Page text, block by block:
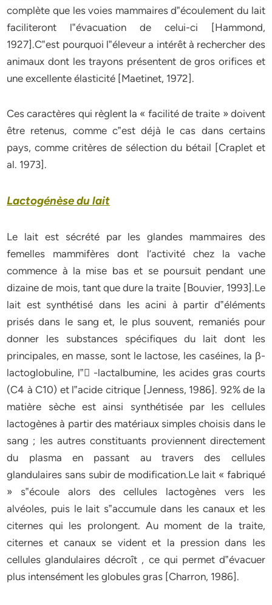
complète que les voies mammaires d‟écoulement du lait
faciliteront l‟évacuation de celui-ci
[Hammond,
1927] .C‟est pourquoi l‟éleveur a intérêt à rechercher des
animaux dont les trayons présentent de gros orifices et
une excellente élasticité [Maetinet, 1972] .
Ces caractères qui règlent la « facilité de traite » doivent
être retenus, comme c‟est déjà le cas dans certains
pays, comme critères de sélection du bétail [Craplet et
al. 1973].
Lactogénèse du lait
Le lait est sécrété par les glandes mammaires des
femelles mammifères dont l’activité chez la vache
commence à la mise bas et se poursuit pendant une
dizaine de mois, tant que dure la traite [Bouvier, 1993] .Le
lait est synthétisé dans les acini à partir d‟éléments
prisés dans le sang et, le plus souvent, remaniés pour
donner les substances spécifiques du lait dont les
principales, en masse, sont le lactose, les caséines, la β-
lactoglobuline, l‟ -lactalbumine, les acides gras courts
(C4 à C10) et l‟acide citrique [Jenness, 1986] . 92% de la
matière sèche est ainsi synthétisée par les cellules
lactogènes à partir des matériaux simples choisis dans le
sang ; les autres constituants proviennent directement
du plasma en passant au travers des cellules
glandulaires sans subir de modification.Le lait « fabriqué
» s‟écoule alors des cellules lactogènes vers les
alvéoles, puis le lait s‟accumule dans les canaux et les
citernes qui les prolongent. Au moment de la traite,
citernes et canaux se vident et la pression dans les
cellules glandulaires décroît , ce qui permet d‟évacuer
plus intensément les globules gras [Charron, 1986] .